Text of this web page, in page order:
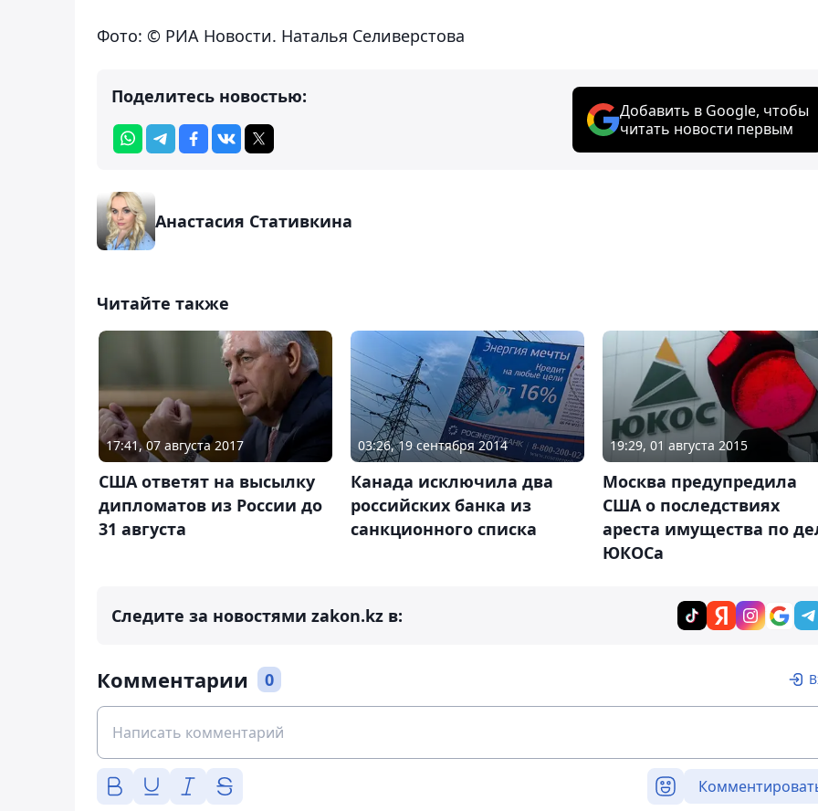
Фото: © РИА Новости. Наталья Селиверстова
Поделитесь новостью:
Добавить в Google, чтобы
читать новости первым
Анастасия Стативкина
Читайте также
17:41, 07 августа 2017
США ответят на высылку
дипломатов из России до
31 августа
03:26, 19 сентября 2014
Канада исключила два
российских банка из
санкционного списка
19:29, 01 августа 2015
Москва предупредила
США о последствиях
ареста имущества по
ЮКОСа
Следите за новостями zakon.kz в:
Комментарии 0